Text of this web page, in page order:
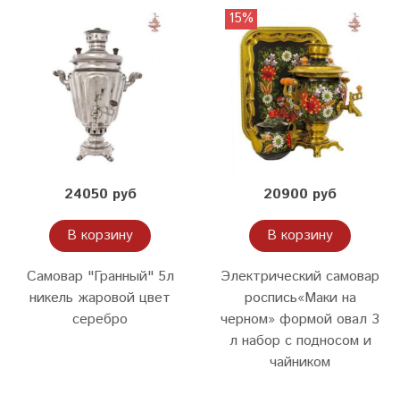
24050 руб
В корзину
Самовар "Гранный" 5л
никель жаровой цвет
серебро
15%
20900 руб
В корзину
Электрический самовар
роспись«Маки на
черном» формой овал 3
л набор с подносом и
чайником